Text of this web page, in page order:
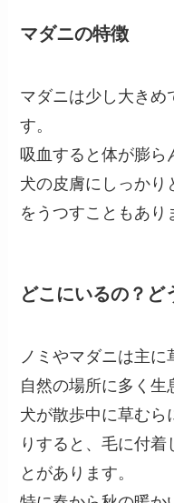
マダニの特徴
マダニは少し大きめ
す。
吸血すると体が膨ら
犬の皮膚にしっかり
をうつすこともあり
どこにいるの？ど
ノミやマダニは主
自然の場所に多く生
犬が散歩中に草むら
りすると、毛に付着
とがあります。